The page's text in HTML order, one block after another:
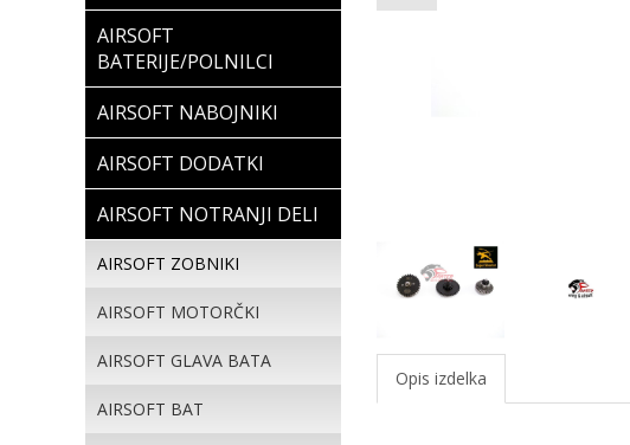
AIRSOFT
BATERIJE/POLNILCI
AIRSOFT NABOJNIKI
AIRSOFT DODATKI
AIRSOFT NOTRANJI DELI
AIRSOFT ZOBNIKI
AIRSOFT MOTORČKI
AIRSOFT GLAVA BATA
AIRSOFT BAT
Opis izdelka